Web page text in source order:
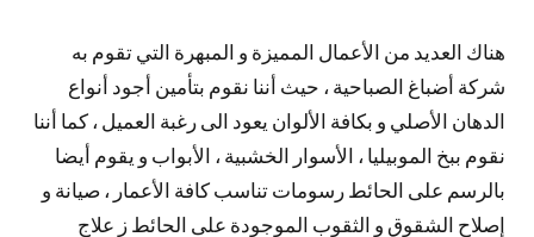
هناك العديد من الأعمال المميزة و المبهرة التي تقوم به
شركة أضباغ الصباحية ، حيث أننا نقوم بتأمين أجود أنواع
الدهان الأصلي و بكافة الألوان يعود الى رغبة العميل ، كما أننا
نقوم ببخ الموبيليا ، الأسوار الخشبية ، الأبواب و يقوم أيضا
بالرسم على الحائط رسومات تناسب كافة الأعمار ، صيانة و
إصلاح الشقوق و الثقوب الموجودة على الحائط ز علاج